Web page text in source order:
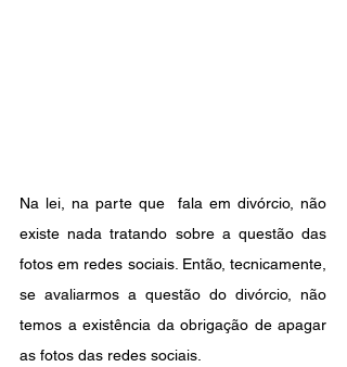
Na lei, na parte que  fala em divórcio, não
existe nada tratando sobre a questão das
fotos em redes sociais. Então, tecnicamente,
se avaliarmos a questão do divórcio, não
temos a existência da obrigação de apagar
as fotos das redes sociais.